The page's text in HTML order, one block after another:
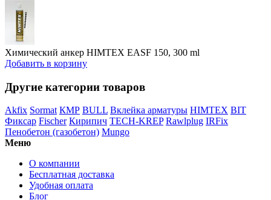
Химический анкер HIMTEX EASF 150, 300 ml
Добавить в корзину
Другие категории товаров
Akfix Sormat КМР BULL Вклейка арматуры HIMTEX BIT
Фиксар Fischer Кирипич TECH-KREP Rawlplug IRFix
Пенобетон (газобетон) Mungo
Меню
О компании
Бесплатная доставка
Удобная оплата
Блог